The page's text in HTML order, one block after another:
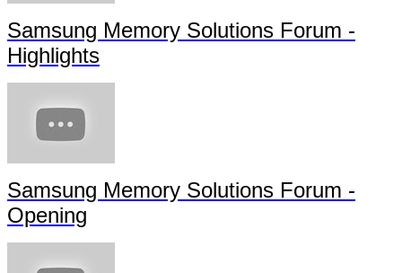
Samsung Memory Solutions Forum -
Highlights
Samsung Memory Solutions Forum -
Opening